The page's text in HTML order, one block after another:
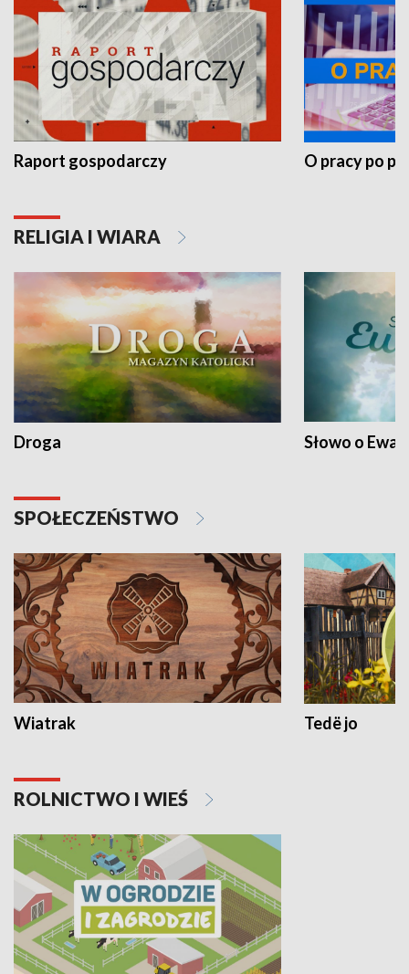
Raport gospodarczy O pracy po
RELIGIA I WIARA
Droga Słowo o
SPOŁECZEŃSTWO
Wiatrak Tedë jo
ROLNICTWO I WIEŚ